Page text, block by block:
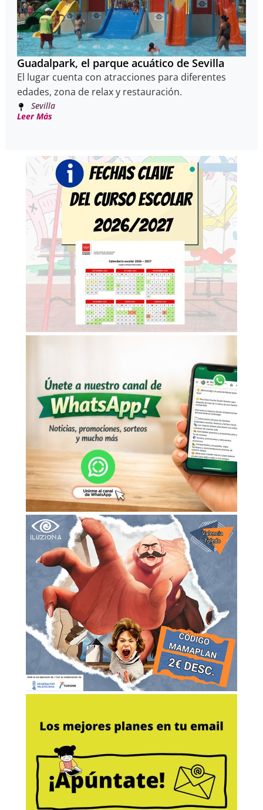
Guadalpark, el parque acuático de Sevilla
El lugar cuenta con atracciones para diferentes
edades, zona de relax y restauración.
Sevilla
Leer Más